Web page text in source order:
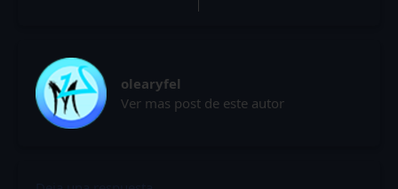
olearyfel
Ver mas post de este autor